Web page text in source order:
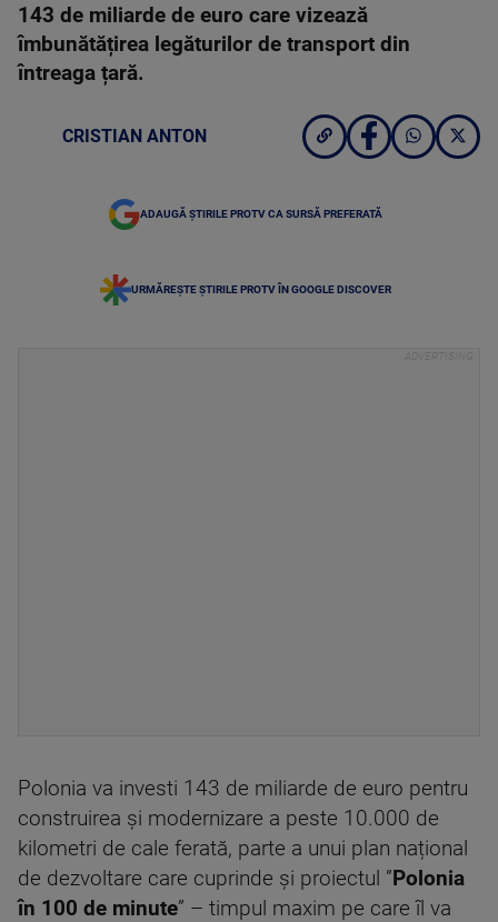
143 de miliarde de euro care vizează
îmbunătățirea legăturilor de transport din
întreaga țară.
CRISTIAN ANTON
ADAUGĂ ȘTIRILE PROTV CA SURSĂ PREFERATĂ
URMĂREȘTE ȘTIRILE PROTV ÎN GOOGLE DISCOVER
Polonia va investi 143 de miliarde de euro pentru
construirea și modernizare a peste 10.000 de
kilometri de cale ferată, parte a unui plan național
de dezvoltare care cuprinde și proiectul ” Polonia
în 100 de minute” – timpul maxim pe care îl va